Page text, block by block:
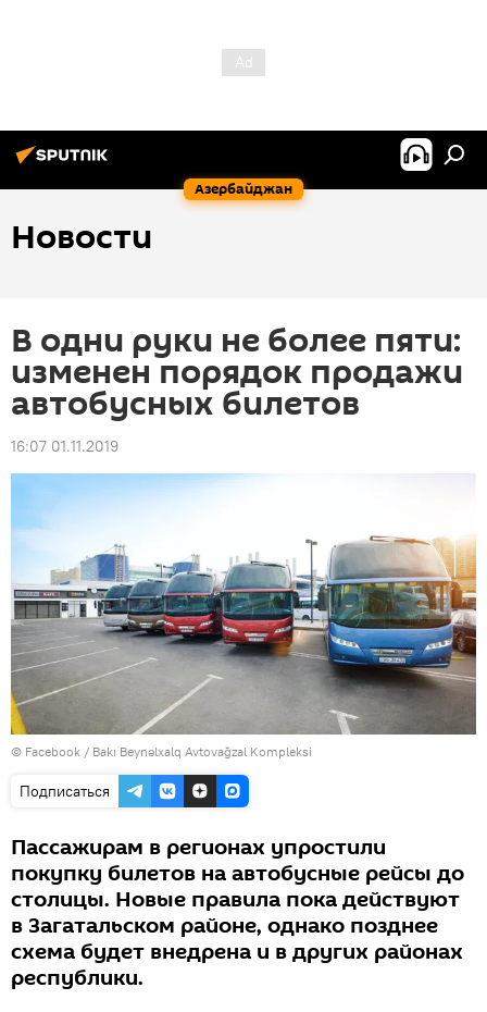
Азербайджан
Новости
В одни руки не более пяти:
изменен порядок продажи
автобусных билетов
16:07 01.11.2019
© Facebook / Bakı Beynəlxalq Avtovağzal Kompleksi
Подписаться
Пассажирам в регионах упростили
покупку билетов на автобусные рейсы до
столицы. Новые правила пока действуют
в Загатальском районе, однако позднее
схема будет внедрена и в других районах
республики.